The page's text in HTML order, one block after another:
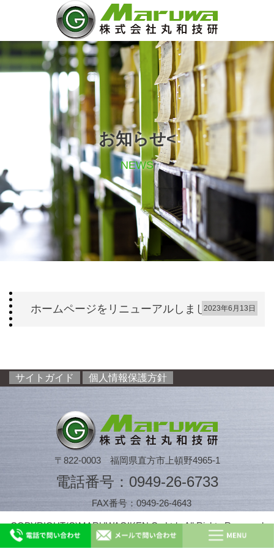
お知らせ<
NEWS
ホームページをリニューアルしました2023年6月13日
サイトガイド 個人情報保護方針
〒822-0003 福岡県直方市上頓野4965-1
電話番号：0949-26-6733
FAX番号：0949-26-4643
COPYRIGHT(C)MARUWAGIKEN Co.Ltd., All Rights Reserved